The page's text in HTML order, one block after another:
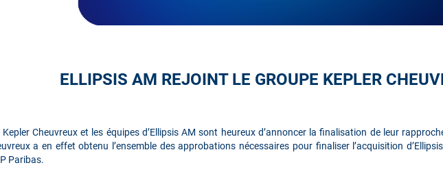
ELLIPSIS AM REJOINT LE GROUPE KEPLER
Kepler Cheuvreux et les équipes d’Ellipsis AM sont heureux d’annoncer la finalisation de leur
a en effet obtenu l’ensemble des approbations nécessaires pour finaliser l’acquisition
Paribas.